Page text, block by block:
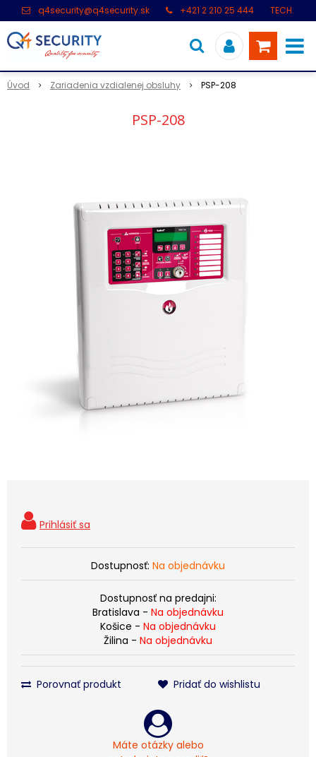
q4security@q4security.sk +421 2 210 25 444
TECH.
Úvod Zariadenia vzdialenej obsluhy PSP-208
PSP-208
Dostupnosť: Na objednávku
Dostupnosť na predajni:
Bratislava - Na objednávku
Košice - Na objednávku
Žilina - Na objednávku
Porovnať produkt Pridať do wishlistu
Máte otázky alebo